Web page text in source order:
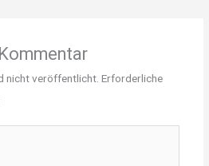
nicht veröffentlicht. Erforderliche